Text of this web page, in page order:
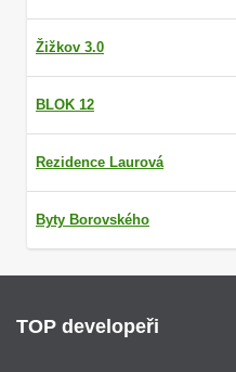
Žižkov 3.0
BLOK 12
Rezidence Laurová
Byty Borovského
TOP developeři